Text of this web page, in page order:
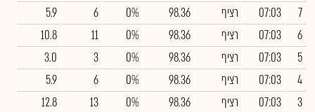
7
07:03 רציף 98.36
0%
6
5.9
6
07:03 רציף 98.36
0%
11
10.8
5
07:03 רציף 98.36
0%
3
3.0
4
07:03 רציף 98.36
0%
6
5.9
3
07:03 רציף 98.36
0%
13
12.8